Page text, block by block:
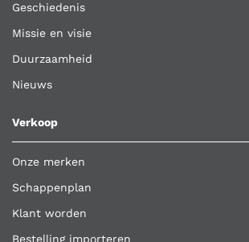
Geschiedenis
Missie en visie
Duurzaamheid
Nieuws
Verkoop
Onze merken
Schappenplan
Klant worden
Bestelling importeren